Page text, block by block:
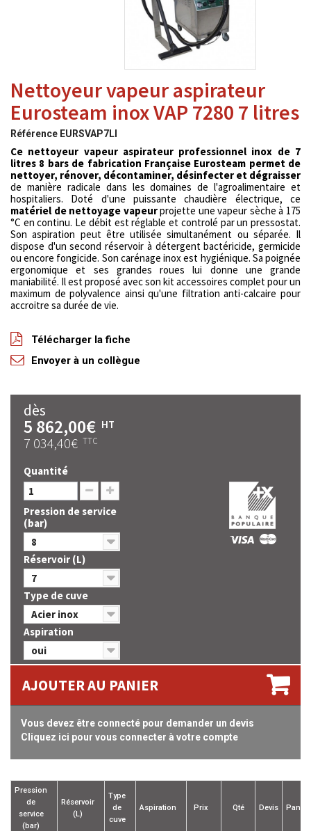
Nettoyeur vapeur aspirateur
Eurosteam inox VAP 7280 7 litres
Référence EURSVAP7LI
Ce nettoyeur vapeur aspirateur professionnel inox de 7
litres 8 bars de fabrication Française Eurosteam permet de
nettoyer, rénover, décontaminer, désinfecter et dégraisser
de manière radicale dans les domaines de l'agroalimentaire et
hospitaliers. Doté d'une puissante chaudière électrique, ce
matériel de nettoyage vapeurprojette une vapeur sèche à 175
°C en continu. Le débit est réglable et controlé par un pressostat.
Son aspiration peut être utilisée simultanément ou séparée. Il
dispose d'un second réservoir à détergent bactéricide, germicide
ou encore fongicide. Son carénage inox est hygiénique. Sa poignée
ergonomique et ses grandes roues lui donne une grande
maniabilité. Il est proposé avec son kit accessoires complet pour un
maximum de polyvalence ainsi qu'une filtration anti-calcaire pour
accroitre sa durée de vie.
Télécharger la fiche
Envoyer à un collègue
dès
5 862,00€ HT
7 034,40€ TTC
Quantité
Pression de service
(bar)
8
Réservoir (L)
7
Type de cuve
Acier inox
Aspiration
oui
AJOUTER AU PANIER
Vous devez être connecté pour demander un devis
Cliquez ici pour vous connecter à votre compte
Pression
de
service
(bar)
Réservoir
(L)
Type
de
cuve
Aspiration Prix Qté Devis Panier